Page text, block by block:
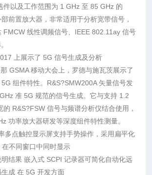
件以及工作范围为 1 GHz 至 85 GHz 的
前置放大器，非常适用于分析宽带信号，
FMCW 线性调频信号、IEEE 802.11ay 信号
上展示了 5G 信号生成及分析
GSMA 移动大会上，罗德与施瓦茨展示了
组件特性。R&S?SMW200A 矢量信号发
准 5G 规范的信号生成。它与支持 1.2
的 R&S?FSW 信号与频谱分析仪结合使用，
功率放大器研发等深度组件特性测量。
多点触控显示屏支持手势操作，采用扁平化
不同窗口中同时显示
结果 嵌入式 SCPI 记录器可简化自动化远
成 在 5G 开发方面